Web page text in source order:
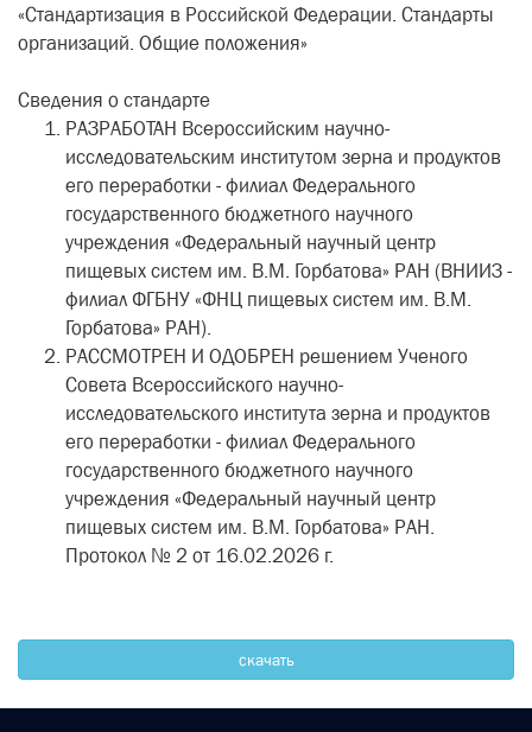
«Стандартизация в Российской Федерации. Стандарты
организаций. Общие положения»
Сведения о стандарте
РАЗРАБОТАН Всероссийским научно-
исследовательским институтом зерна и продуктов
его переработки - филиал Федерального
государственного бюджетного научного
учреждения «Федеральный научный центр
пищевых систем им. В.М. Горбатова» РАН (ВНИИЗ -
филиал ФГБНУ «ФНЦ пищевых систем им. В.М.
Горбатова» РАН).
РАССМОТРЕН И ОДОБРЕН решением Ученого
Совета Всероссийского научно-
исследовательского института зерна и продуктов
его переработки - филиал Федерального
государственного бюджетного научного
учреждения «Федеральный научный центр
пищевых систем им. В.М. Горбатова» РАН.
Протокол № 2 от 16.02.2026 г.
скачать